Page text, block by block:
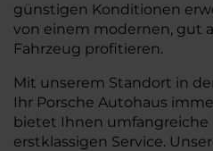
günstigen Konditionen
von einem modernen, gut
Fahrzeug profitieren.
Mit unserem Standort in
Ihr Porsche Autohaus
bietet Ihnen umfangreiche
erstklassigen Service.